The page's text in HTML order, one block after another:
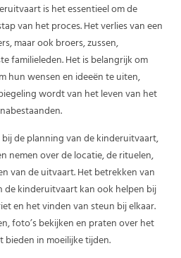
is het essentieel om de
van het proces. Het verlies van een
maar ook broers, zussen,
familieleden. Het is belangrijk om
hun wensen en ideeën te uiten,
wordt van het leven van het
de planning van de kinderuitvaart,
nemen over de locatie, de rituelen,
van de uitvaart. Het betrekken van
de kinderuitvaart kan ook helpen bij
en het vinden van steun bij elkaar.
foto’s bekijken en praten over het
in moeilijke tijden.